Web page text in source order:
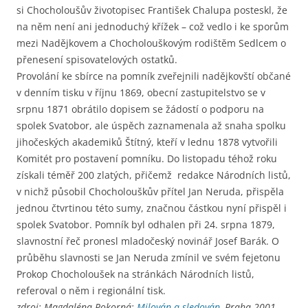
si Chocholoušův životopisec František Chalupa posteskl, že
na něm není ani jednoduchý křížek – což vedlo i ke sporům
mezi Nadějkovem a Chocholouškovým rodištěm Sedlcem o
přenesení spisovatelových ostatků.
Provolání ke sbírce na pomník zveřejnili nadějkovští občané
v denním tisku v říjnu 1869, obecní zastupitelstvo se v
srpnu 1871 obrátilo dopisem se žádostí o podporu na
spolek Svatobor, ale úspěch zaznamenala až snaha spolku
jihočeských akademiků Štítný, kteří v lednu 1878 vytvořili
Komitét pro postavení pomníku. Do listopadu téhož roku
získali téměř 200 zlatých, přičemž redakce Národních listů,
v nichž působil Chocholouškův přítel Jan Neruda, přispěla
jednou čtvrtinou této sumy, značnou částkou nyní přispěl i
spolek Svatobor. Pomník byl odhalen při 24. srpna 1879,
slavnostní řeč pronesl mladočeský novinář Josef Barák. O
průběhu slavnosti se Jan Neruda zmínil ve svém fejetonu
Prokop Chocholoušek na stránkách Národních listů,
referoval o něm i regionální tisk.